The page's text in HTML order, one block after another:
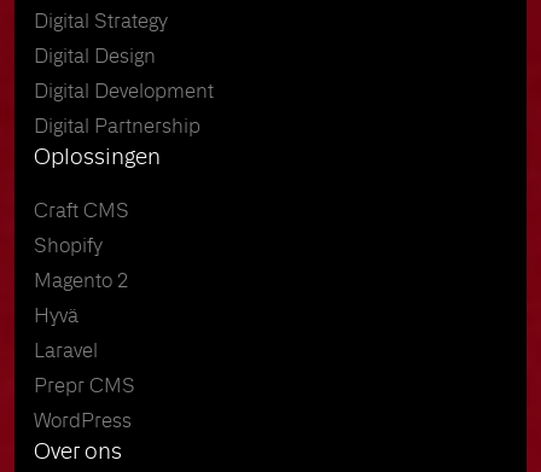
Digital Strategy
Digital Design
Digital Development
Digital Partnership
Oplossingen
Craft CMS
Shopify
Magento 2
Hyvä
Laravel
Prepr CMS
WordPress
Over ons